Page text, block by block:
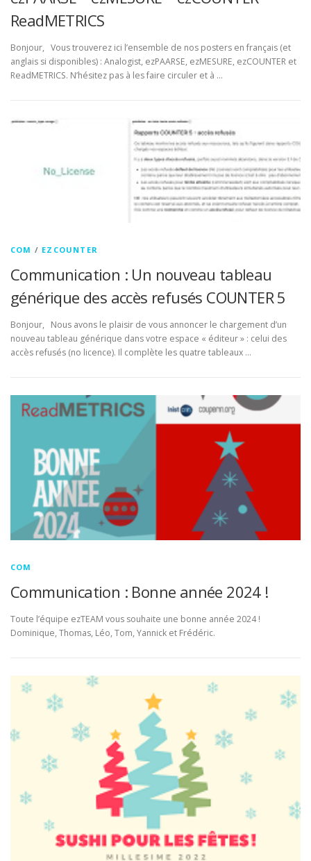
ReadMETRICS
Bonjour, Vous trouverez ici l’ensemble de nos posters en français (et
anglais si disponibles) : Analogist, ezPAARSE, ezMESURE, ezCOUNTER et
ReadMETRICS. N’hésitez pas à les faire circuler et à …
COM / EZCOUNTER
Communication : Un nouveau tableau
générique des accès refusés COUNTER 5
Bonjour, Nous avons le plaisir de vous annoncer le chargement d’un
nouveau tableau générique dans votre espace « éditeur » : celui des
accès refusés (no licence). Il complète les quatre tableaux …
COM
Communication : Bonne année 2024 !
Toute l’équipe ezTEAM vous souhaite une bonne année 2024 !
Dominique, Thomas, Léo, Tom, Yannick et Frédéric.